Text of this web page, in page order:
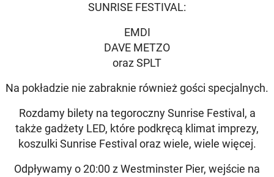
SUNRISE FESTIVAL:
EMDI
DAVE METZO
oraz SPLT
Na pokładzie nie zabraknie również gości specjalnych.
Rozdamy bilety na tegoroczny Sunrise Festival, a
także gadżety LED, które podkręcą klimat imprezy,
koszulki Sunrise Festival oraz wiele, wiele więcej.
Odpływamy o 20:00 z Westminster Pier, wejście na